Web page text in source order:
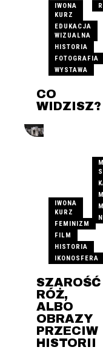
IWONA
KURZ
EDUKACJA
WIZUALNA
HISTORIA
FOTOGRAFIA
WYSTAWA
CO
WIDZISZ?
IWONA
KURZ
FEMINIZM
FILM
HISTORIA
IKONOSFERA
SZAROŚĆ
RÓŻ,
ALBO
OBRAZY
PRZECIW
HISTORII